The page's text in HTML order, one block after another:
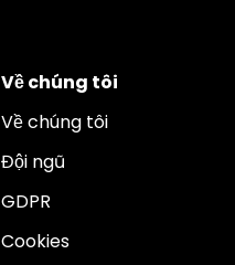
Về chúng tôi
Về chúng tôi
Đội ngũ
GDPR
Cookies